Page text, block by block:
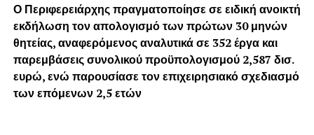
Ο Περιφερειάρχης πραγματοποίησε σε ειδική ανοικτή
εκδήλωση τον απολογισμό των πρώτων 30 μηνών
θητείας, αναφερόμενος αναλυτικά σε 352 έργα και
παρεμβάσεις συνολικού προϋπολογισμού 2,587 δισ.
ευρώ, ενώ παρουσίασε τον επιχειρησιακό σχεδιασμό
των επόμενων 2,5 ετών